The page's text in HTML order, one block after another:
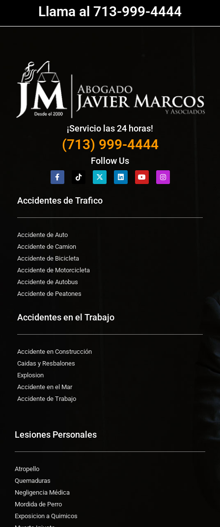
Llama al 713-999-4444
¡Servicio las 24 horas!
(713) 999-4444
Follow Us
Accidentes de Trafico
Accidente de Auto
Accidente de Camion
Accidente de Bicicleta
Accidente de Motorcicleta
Accidente de Autobus
Accidente de Peatones
Accidentes en el Trabajo
Accidente en Construcción
Caidas y Resbalones
Explosion
Accidente en el Mar
Accidente de Trabajo
Lesiones Personales
Atropello
Quemaduras
Negligencia Médica
Mordida de Perro
Exposicion a Quimicos